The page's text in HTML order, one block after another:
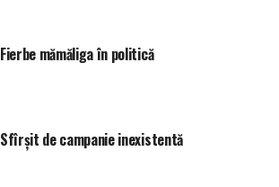
Fierbe mămăliga în politică
Sfîrșit de campanie inexistentă